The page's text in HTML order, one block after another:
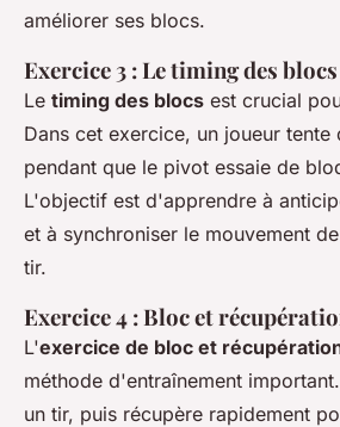
améliorer ses blocs.
Exercice 3 : Le timing des blocs
Le timing des blocs est crucial
Dans cet exercice, un joueur tente
pendant que le pivot essaie de
L'objectif est d'apprendre à
et à synchroniser le mouvement
tir.
Exercice 4 : Bloc et
L'exercice de bloc et
méthode d'entraînement
un tir, puis récupère rapidement